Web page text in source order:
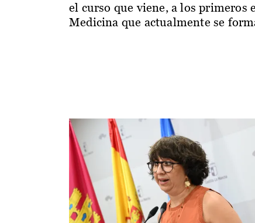
el curso que viene, a los primeros
Medicina que actualmente se